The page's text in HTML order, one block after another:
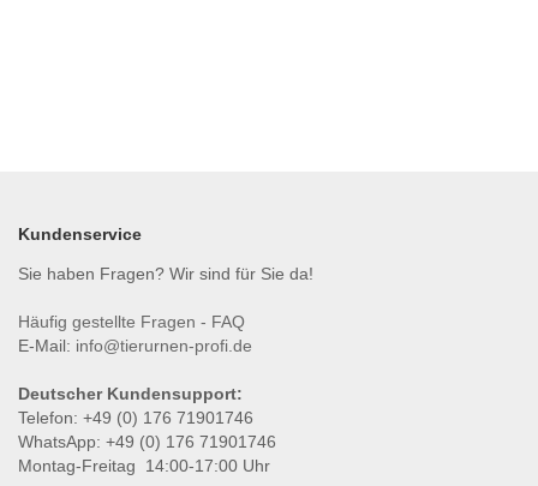
Kundenservice
Sie haben Fragen? Wir sind für Sie da!
Häufig gestellte Fragen - FAQ
E-Mail: info@tierurnen-profi.de
Deutscher Kundensupport:
Telefon: +49 (0) 176 71901746
WhatsApp: +49 (0) 176 71901746
Montag-Freitag 14:00-17:00 Uhr